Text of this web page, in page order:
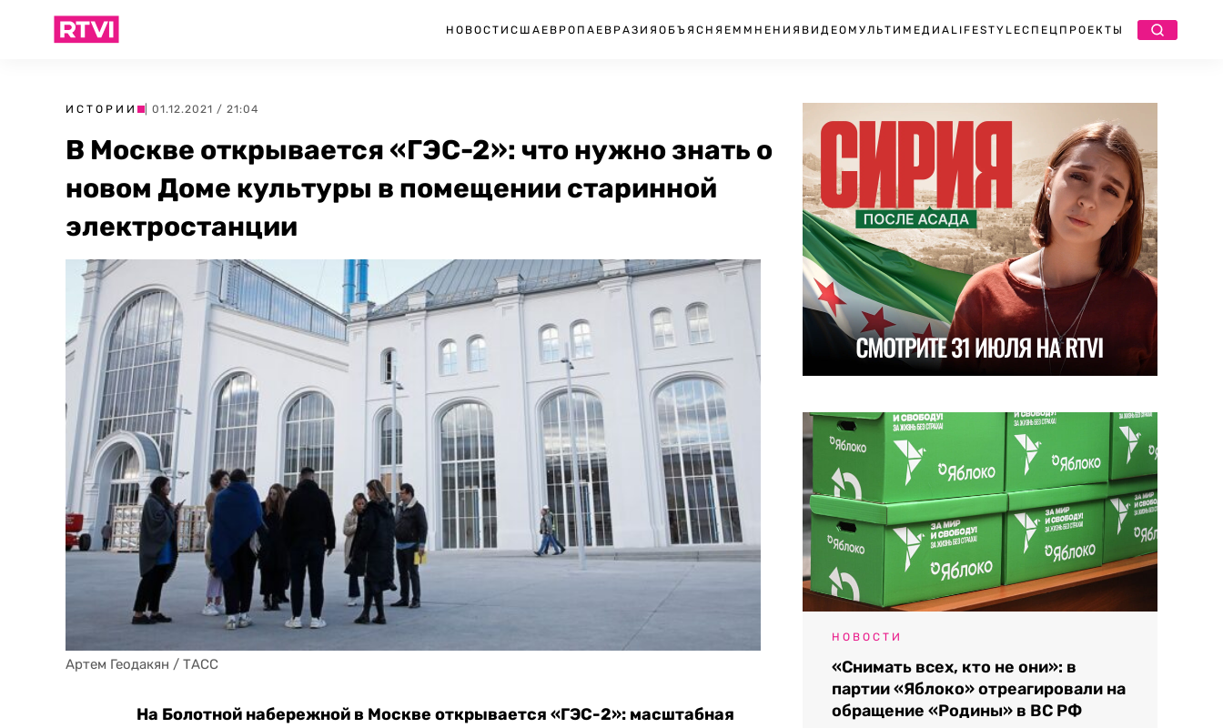
НОВОСТИ США ЕВРОПА ЕВРАЗИЯ ОБЪЯСНЯЕМ МНЕНИЯ ВИДЕО МУЛЬТИМЕДИА LIFESTYLEСПЕЦПРОЕКТЫ
ИСТОРИИ | 01.12.2021 / 21:04
В Москве открывается «ГЭС-2»: что нужно знать о
новом Доме культуры в помещении старинной
электростанции
Артем Геодакян / ТАСС
На Болотной набережной в Москве открывается «ГЭС-2»: масштабная
НОВОСТИ
«Снимать всех, кто не они»: в
партии «Яблоко» отреагировали на
обращение «Родины» в ВС РФ